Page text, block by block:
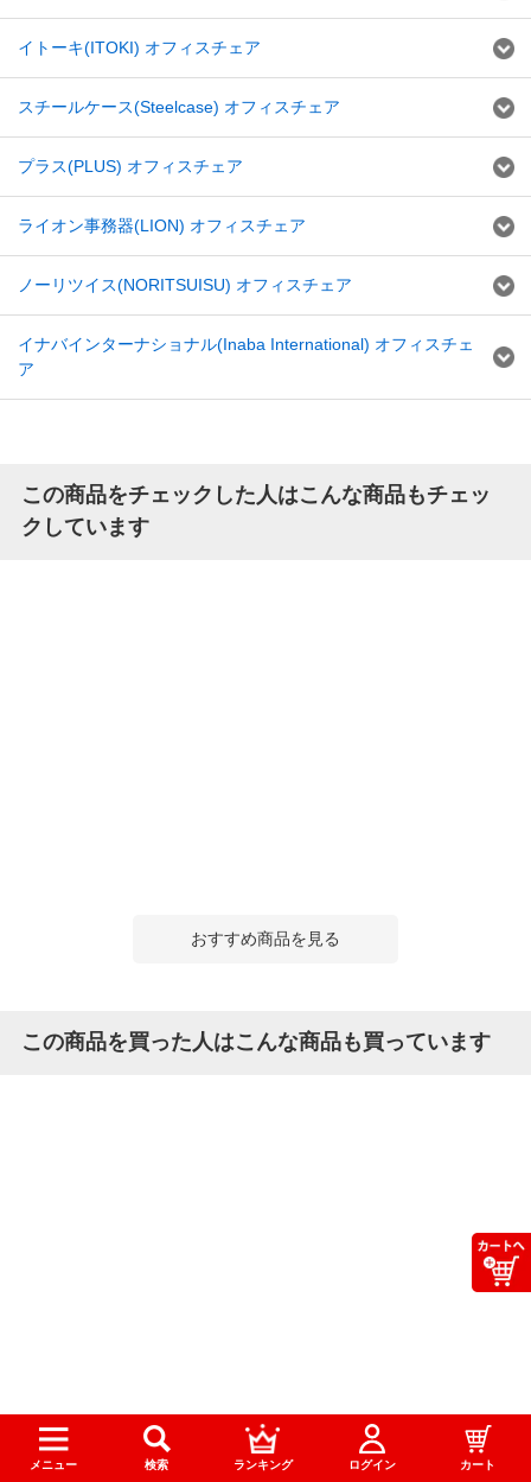
イトーキ(ITOKI) オフィスチェア
スチールケース(Steelcase) オフィスチェア
プラス(PLUS) オフィスチェア
ライオン事務器(LION) オフィスチェア
ノーリツイス(NORITSUISU) オフィスチェア
イナバインターナショナル(Inaba International) オフィスチェ
ア
この商品をチェックした人はこんな商品もチェッ
クしています
おすすめ商品を見る
この商品を買った人はこんな商品も買っています
おすすめ商品を見る
メニュー 検索 ランキング ログイン カート